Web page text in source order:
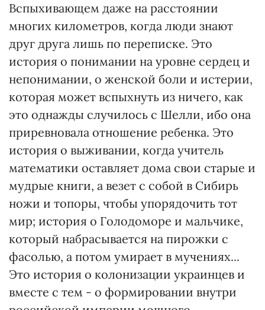
Вспыхивающем даже на расстоянии
многих километров, когда люди знают
друг друга лишь по переписке. Это
история о понимании на уровне сердец и
непонимании, о женской боли и истерии,
которая может вспыхнуть из ничего, как
это однажды случилось с Шелли, ибо она
приревновала отношение ребенка. Это
история о выживании, когда учитель
математики оставляет дома свои старые и
мудрые книги, а везет с собой в Сибирь
ножи и топоры, чтобы упорядочить тот
мир; история о Голодоморе и мальчике,
который набрасывается на пирожки с
фасолью, а потом умирает в мучениях...
Это история о колонизации украинцев и
вместе с тем - о формировании внутри